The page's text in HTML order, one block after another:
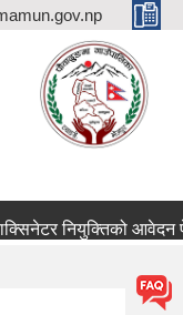
नियुक्तिको आवेदन पेश